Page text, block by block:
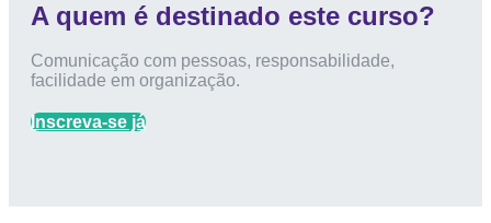
A quem é destinado este curso?
Comunicação com pessoas, responsabilidade,
facilidade em organização.
Inscreva-se já